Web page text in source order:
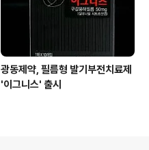
광동제약, 필름형 발기부전치료제
'이그니스' 출시